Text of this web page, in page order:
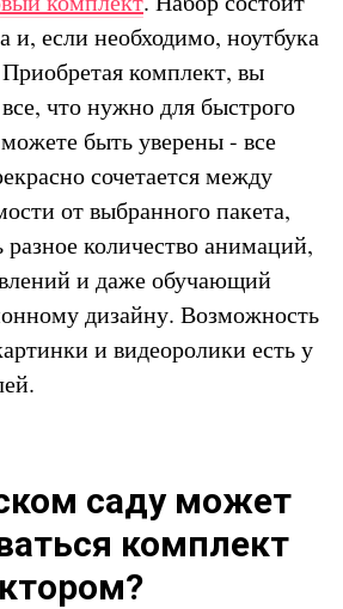
и, если необходимо, ноутбука
комплект, вы
что нужно для быстрого
быть уверены - все
сочетается между
от выбранного пакета,
количество анимаций,
и даже обучающий
дизайну. Возможность
и видеоролики есть у
саду может
комплект